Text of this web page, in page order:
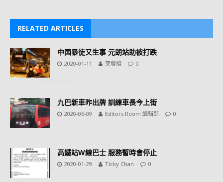
RELATED ARTICLES
中国暴徒又生事 元朗站助被打跌
2020-01-11 突發組 0
九巴新車昨出牌 訓練車長今上街
2020-06-09 Editors Room 編輯部 0
高鐵站W線巴士 服務暫時會停止
2020-01-29 Ticky Chan 0